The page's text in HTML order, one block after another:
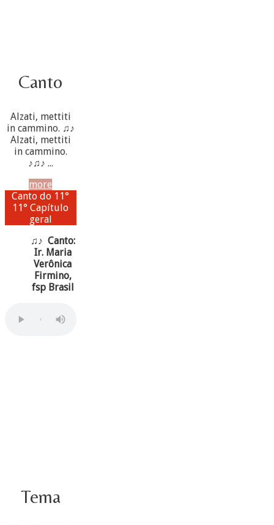
Canto
Alzati, mettiti
in cammino. ♫♪
Alzati, mettiti
in cammino.
♪♫♪ ...
more
Canto do 11°
11° Capítulo
geral
♫♪ Canto:
Ir. Maria
Verônica
Firmino,
fsp Brasil
Tema